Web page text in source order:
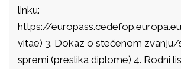
linku:
https://
vitae) 3. Dokaz o stečenom
spremi (preslika diplome) 4. Rodni